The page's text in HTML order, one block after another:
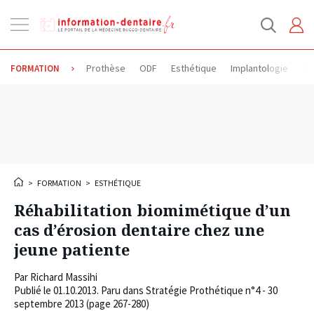
la
FORMATION Prothèse ODF Esthétique Implantologie
> FORMATION > ESTHÉTIQUE
Réhabilitation biomimétique d’un
cas d’érosion dentaire chez une
jeune patiente
Par Richard Massihi
Publié le 01.10.2013. Paru dans Stratégie Prothétique n°4 - 30
septembre 2013 (page 267-280)